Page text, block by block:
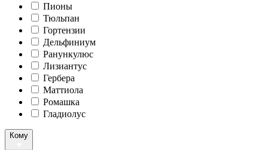
Пионы
Тюльпан
Гортензии
Дельфиниум
Ранункулюс
Лизиантус
Гербера
Маттиола
Ромашка
Гладиолус
Кому